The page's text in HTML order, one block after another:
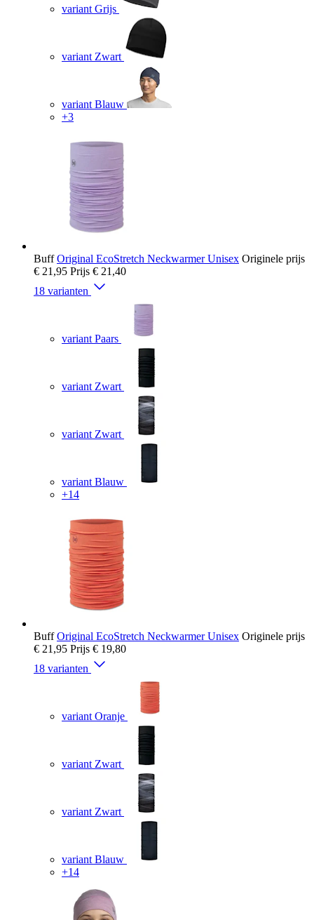
variant Grijs
variant Zwart
variant Blauw
+3
Buff Original EcoStretch Neckwarmer Unisex Originele prijs
€ 21,95 Prijs € 21,40
18 varianten
variant Paars
variant Zwart
variant Zwart
variant Blauw
+14
Buff Original EcoStretch Neckwarmer Unisex Originele prijs
€ 21,95 Prijs € 19,80
18 varianten
variant Oranje
variant Zwart
variant Zwart
variant Blauw
+14